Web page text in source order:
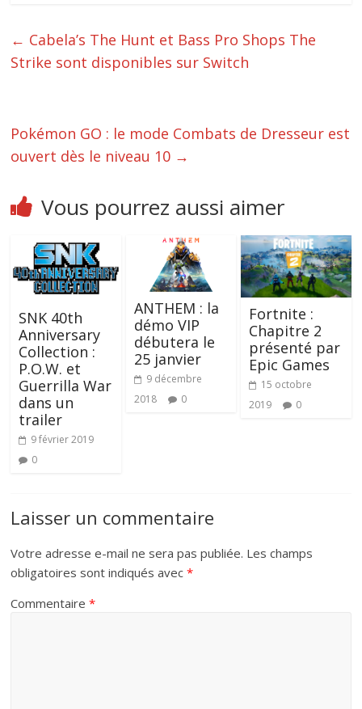
← Cabela’s The Hunt et Bass Pro Shops The
Strike sont disponibles sur Switch
Pokémon GO : le mode Combats de Dresseur est
ouvert dès le niveau 10 →
Vous pourrez aussi aimer
SNK 40th
Anniversary
Collection :
P.O.W. et
Guerrilla War
dans un
trailer
9 février 2019
0
ANTHEM : la
démo VIP
débutera le
25 janvier
9 décembre
2018
0
Fortnite :
Chapitre 2
présenté par
Epic Games
15 octobre
2019
0
Laisser un commentaire
Votre adresse e-mail ne sera pas publiée. Les champs
obligatoires sont indiqués avec*
Commentaire*